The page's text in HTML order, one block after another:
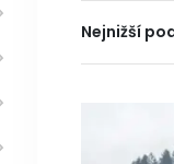
Nejnižší